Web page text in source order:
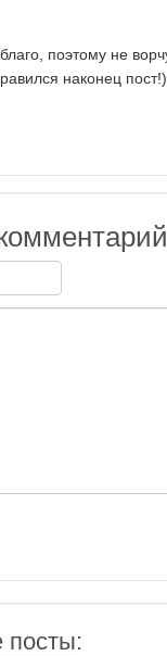
поэтому не
наконец пост!)
посты: